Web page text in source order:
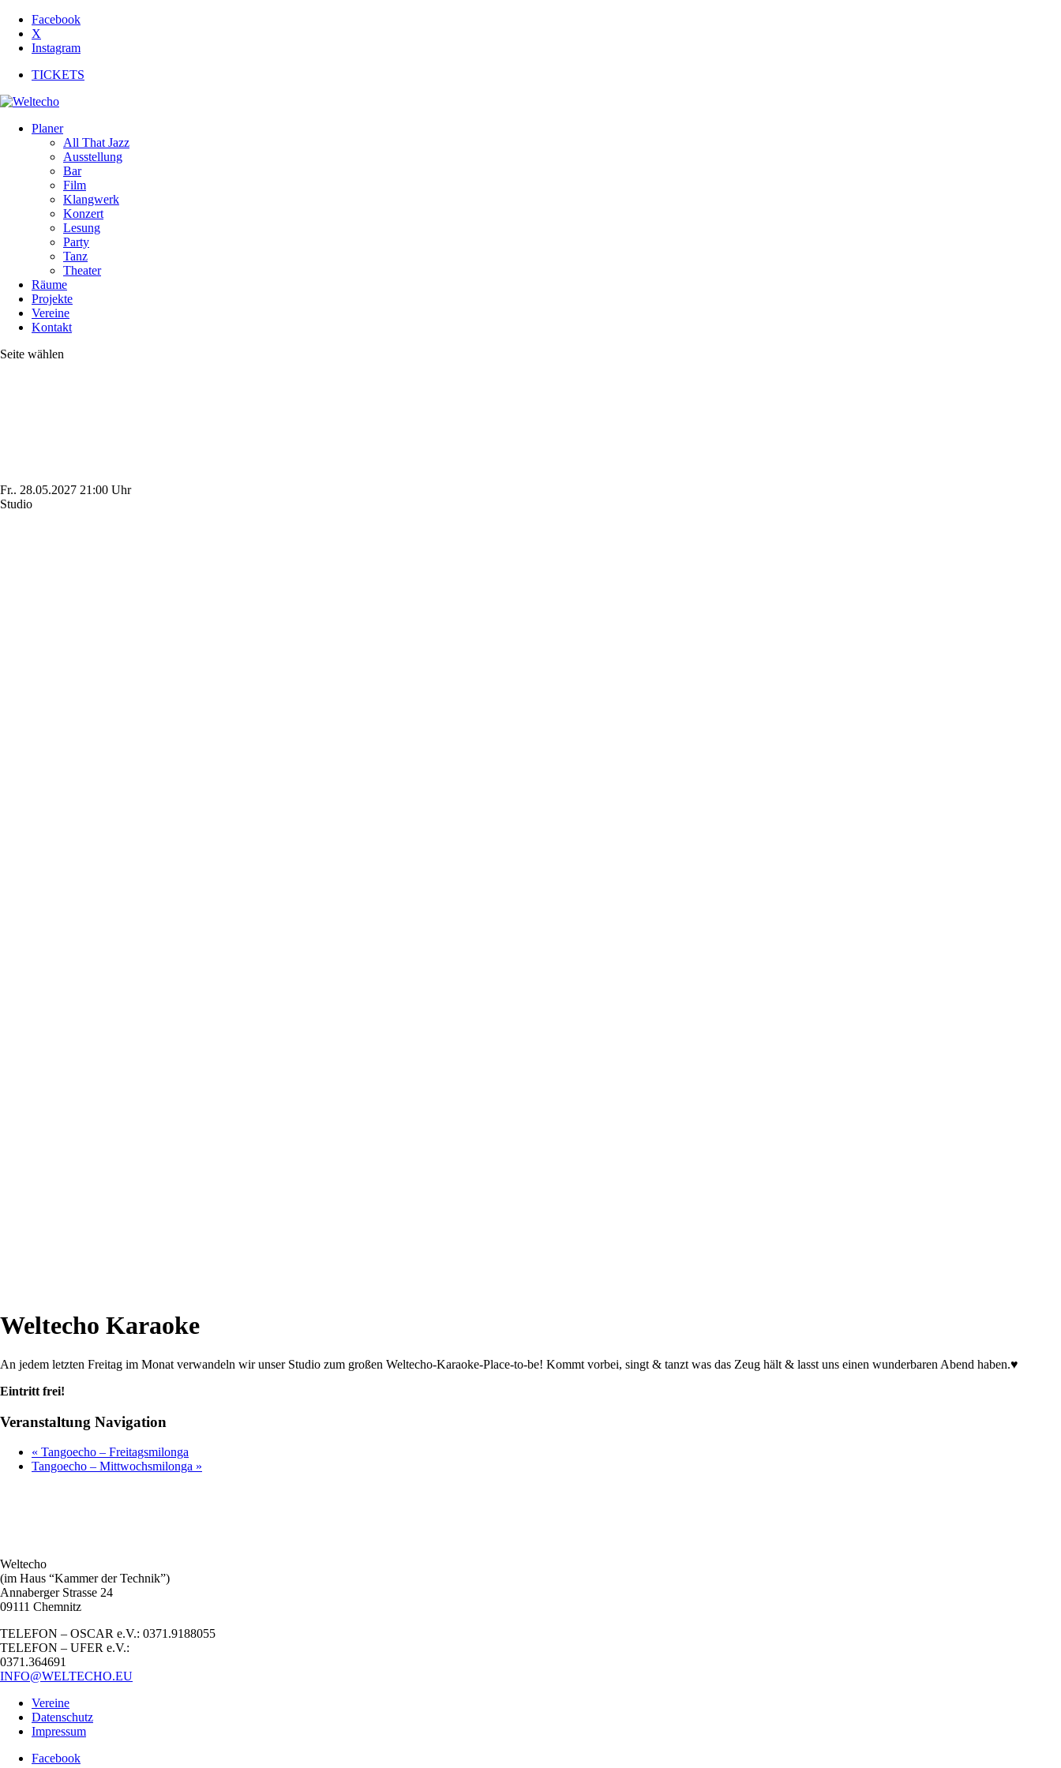
Facebook
X
Instagram
TICKETS
Planer
All That Jazz
Ausstellung
Bar
Film
Klangwerk
Konzert
Lesung
Party
Tanz
Theater
Räume
Projekte
Vereine
Kontakt
Seite wählen
Fr.. 28.05.2027 21:00 Uhr
Studio
Weltecho Karaoke
An jedem letzten Freitag im Monat verwandeln wir unser Studio zum großen Weltecho-Karaoke-Place-to-be! Kommt vorbei, singt & tanzt was das Zeug hält & lasst uns einen wunderbaren Abend haben.♥
Eintritt frei!
Veranstaltung Navigation
« Tangoecho – Freitagsmilonga
Tangoecho – Mittwochsmilonga »
Weltecho
(im Haus “Kammer der Technik”)
Annaberger Strasse 24
09111 Chemnitz
TELEFON – OSCAR e.V.: 0371.9188055
TELEFON – UFER e.V.:
0371.364691
INFO@WELTECHO.EU
Vereine
Datenschutz
Impressum
Facebook